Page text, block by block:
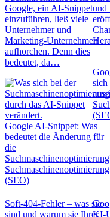
Google, ein AI-Snippet
einzuführen, ließ viele
Unternehmer und
Marketing-Unternehmen
aufhorchen. Denn dies
bedeutet, da…
Google AI-Snippet: Was
bedeutet die Änderung für
die
Suchmaschinenoptimierung
(SEO)
und
sich
Soft-404-Fehler – was sie
sind und warum sie IhrerKI-